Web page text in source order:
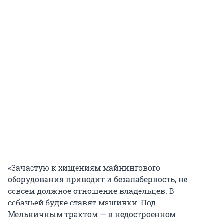
«Зачастую к хищениям майнингового
оборудования приводит и безалаберность, не
совсем должное отношение владельцев. В
собачьей будке ставят машинки. Под
Мельничным трактом — в недостроенном